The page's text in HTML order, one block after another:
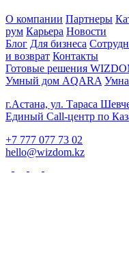
О компании Партнеры
рум Карьера Новости
Блог Для бизнеса
и возврат Контакты
Готовые решения
Умный дом AQARA
г.Астана, ул. Тараса
Единый Call-центр по
+7 777 077 73 02
hello@wizdom.kz